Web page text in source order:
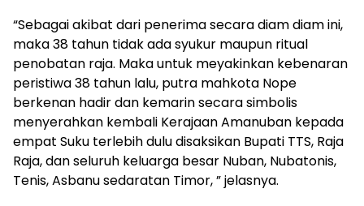
“Sebagai akibat dari penerima secara diam diam ini,
maka 38 tahun tidak ada syukur maupun ritual
penobatan raja. Maka untuk meyakinkan kebenaran
peristiwa 38 tahun lalu, putra mahkota Nope
berkenan hadir dan kemarin secara simbolis
menyerahkan kembali Kerajaan Amanuban kepada
empat Suku terlebih dulu disaksikan Bupati TTS, Raja
Raja, dan seluruh keluarga besar Nuban, Nubatonis,
Tenis, Asbanu sedaratan Timor, ” jelasnya.